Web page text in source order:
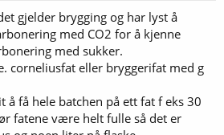
gjelder brygging og har lyst å
med CO2 for å kjenne
med sukker.
corneliusfat eller bryggerifat med g
få hele batchen på ett fat f eks 30
fatene være helt fulle så det er